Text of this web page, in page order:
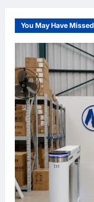
You May Have Missed